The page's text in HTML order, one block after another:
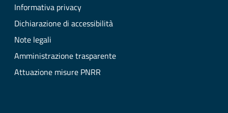
Informativa privacy
Dichiarazione di accessibilità
Note legali
Amministrazione trasparente
Attuazione misure PNRR